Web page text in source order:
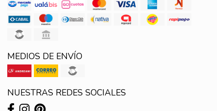
MEDIOS DE ENVÍO
NUESTRAS REDES SOCIALES